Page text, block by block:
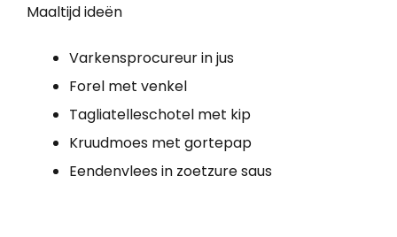
Maaltijd ideën
Varkensprocureur in jus
Forel met venkel
Tagliatelleschotel met kip
Kruudmoes met gortepap
Eendenvlees in zoetzure saus